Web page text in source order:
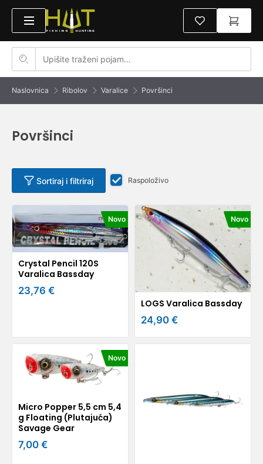
Naslovnica Ribolov Varalice Površinci
Površinci
Sortiraj i filtriraj Raspoloživo
Novo
Crystal Pencil 120S
Varalica Bassday
23,76 €
Novo
LOGS Varalica Bassday
24,90 €
Novo
Micro Popper 5,5 cm 5,4
g Floating (Plutajuća)
Savage Gear
7,00 €